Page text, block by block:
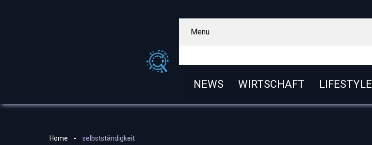
Menu
NEWS WIRTSCHAFT LIFESTYLE
Home selbstständigkeit